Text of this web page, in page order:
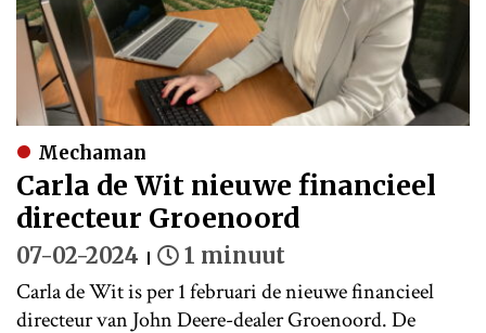
Mechaman
Carla de Wit nieuwe financieel
directeur Groenoord
07-02-2024 1 minuut
Carla de Wit is per 1 februari de nieuwe financieel
directeur van John Deere-dealer Groenoord. De